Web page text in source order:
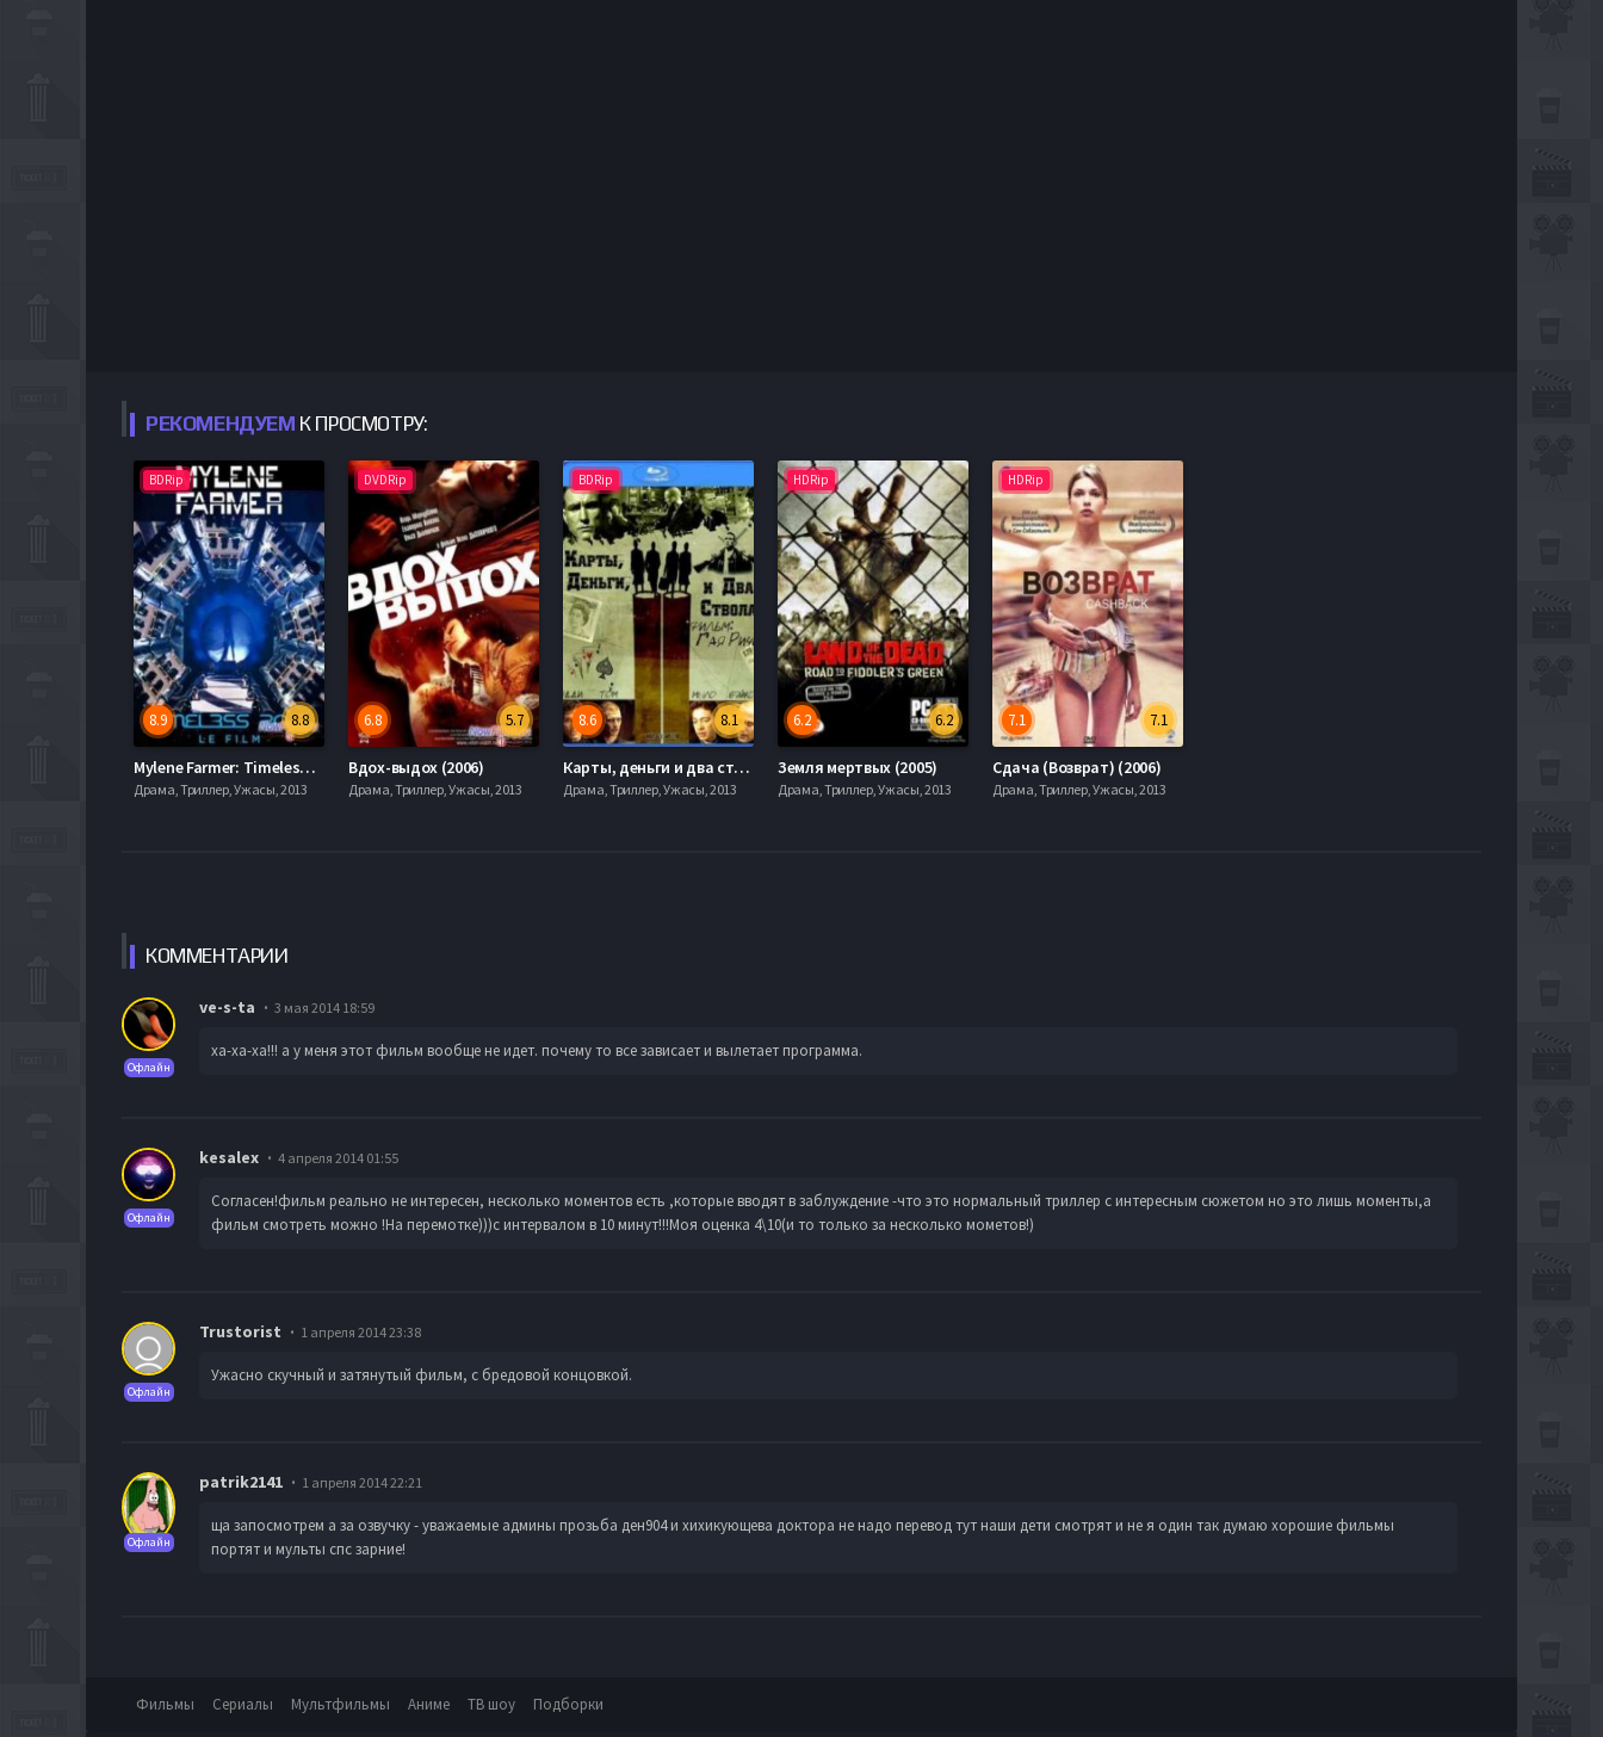
РЕКОМЕНДУЕМ К ПРОСМОТРУ:
BDRip
8.8
8.9
Mylene Farmer: Timeless 2013 - Le Film (2013)
Драма, Триллер, Ужасы, 2013
DVDRip
5.7
6.8
Вдох-выдох (2006)
Драма, Триллер, Ужасы, 2013
BDRip
8.1
8.6
Карты, деньги и два ствола (1998)
Драма, Триллер, Ужасы, 2013
HDRip
6.2
6.2
Земля мертвых (2005)
Драма, Триллер, Ужасы, 2013
HDRip
7.1
7.1
Сдача (Возврат) (2006)
Драма, Триллер, Ужасы, 2013
КОММЕНТАРИИ
Офлайн
ve-s-ta 3 мая 2014 18:59
ха-ха-ха!!! а у меня этот фильм вообще не идет. почему то все зависает и вылетает программа.
Офлайн
kesalex 4 апреля 2014 01:55
Согласен!фильм реально не интересен, несколько моментов есть ,которые вводят в заблуждение -что это нормальный триллер с интересным сюжетом но это лишь моменты,а
фильм смотреть можно !На перемотке)))с интервалом в 10 минут!!!Моя оценка 4\10(и то только за несколько мометов!)
Офлайн
Trustorist 1 апреля 2014 23:38
Ужасно скучный и затянутый фильм, с бредовой концовкой.
Офлайн
patrik2141 1 апреля 2014 22:21
ща запосмотрем а за озвучку - уважаемые админы прозьба ден904 и хихикующева доктора не надо перевод тут наши дети смотрят и не я один так думаю хорошие фильмы
портят и мульты спс зарние!
Фильмы Сериалы Мультфильмы Аниме ТВ шоу Подборки